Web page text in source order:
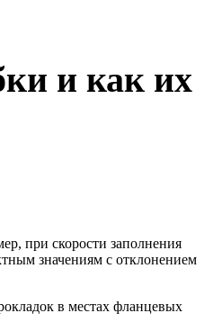
и как их
при скорости заполнения
значениям с отклонением
в местах фланцевых